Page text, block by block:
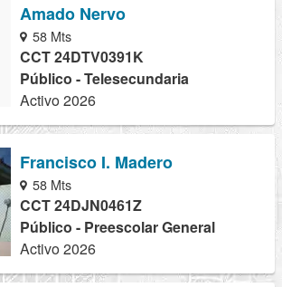
Amado Nervo
58 Mts
CCT 24DTV0391K
Público - Telesecundaria
Activo 2026
Francisco I. Madero
58 Mts
CCT 24DJN0461Z
Público - Preescolar General
Activo 2026